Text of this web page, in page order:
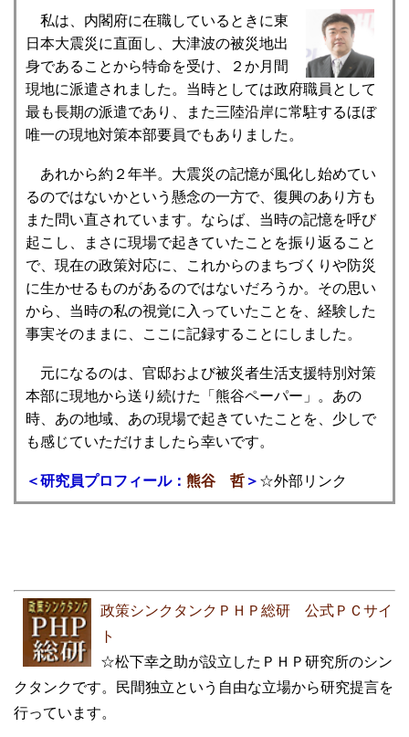
私は、内閣府に在職しているときに東
日本大震災に直面し、大津波の被災地出
身であることから特命を受け、２か月間
現地に派遣されました。当時としては政府職員として
最も長期の派遣であり、また三陸沿岸に常駐するほぼ
唯一の現地対策本部要員でもありました。
あれから約２年半。大震災の記憶が風化し始めてい
るのではないかという懸念の一方で、復興のあり方も
また問い直されています。ならば、当時の記憶を呼び
起こし、まさに現場で起きていたことを振り返ること
で、現在の政策対応に、これからのまちづくりや防災
に生かせるものがあるのではないだろうか。その思い
から、当時の私の視覚に入っていたことを、経験した
事実そのままに、ここに記録することにしました。
元になるのは、官邸および被災者生活支援特別対策
本部に現地から送り続けた「熊谷ペーパー」。あの
時、あの地域、あの現場で起きていたことを、少しで
も感じていただけましたら幸いです。
＜研究員プロフィール： 熊谷 哲 ＞ ☆外部リンク
政策シンクタンクＰＨＰ総研 公式ＰＣサイ
ト
☆松下幸之助が設立したＰＨＰ研究所のシン
クタンクです。民間独立という自由な立場から研究提言を
行っています。